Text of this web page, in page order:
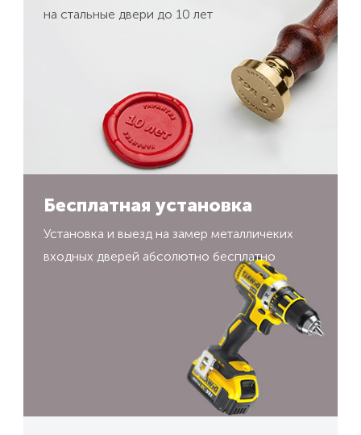
на стальные двери до 10 лет
Бесплатная установка
Установка и выезд на замер металличеких
входных дверей абсолютно бесплатно